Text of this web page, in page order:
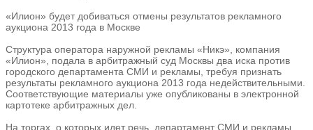
«Илион» будет добиваться отмены результатов рекламного
аукциона 2013 года в Москве
Структура оператора наружной рекламы «Никэ», компания
«Илион», подала в арбитражный суд Москвы два иска против
городского департамента СМИ и рекламы, требуя признать
результаты рекламного аукциона 2013 года недействительными.
Соответствующие материалы уже опубликованы в электронной
картотеке арбитражных дел.
На торгах, о которых идет речь, департамент СМИ и рекламы